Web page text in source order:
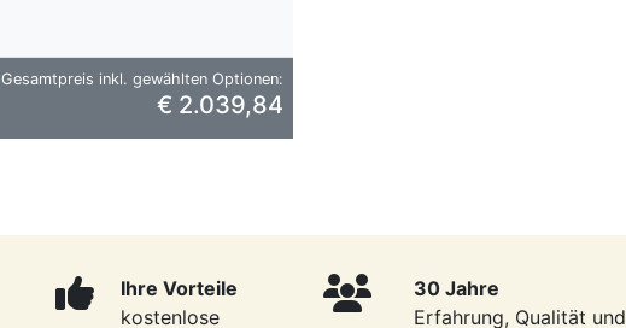
Gesamtpreis inkl. gewählten Optionen:
€ 2.039,84
Ihre Vorteile
kostenlose
30 Jahre
Erfahrung, Qualität und